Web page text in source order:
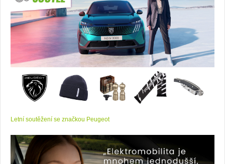
Letní soutěžení se značkou Peugeot